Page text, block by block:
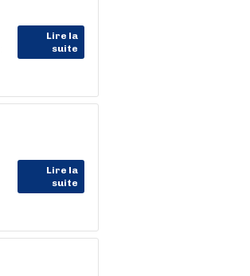
Lire la
suite
Lire la
suite